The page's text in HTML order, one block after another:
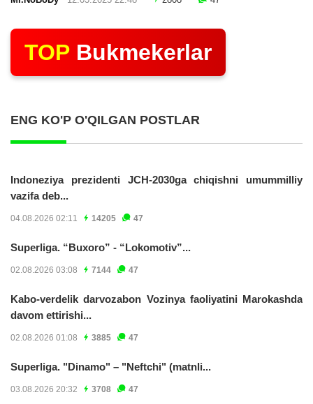
TOP Bukmekerlar
ENG KO'P O'QILGAN POSTLAR
Indoneziya prezidenti JCH-2030ga chiqishni umummilliy
vazifa deb...
04.08.2026 02:11 14205 47
Superliga. “Buxoro” - “Lokomotiv”...
02.08.2026 03:08 7144 47
Kabo-verdelik darvozabon Vozinya faoliyatini Marokashda
davom ettirishi...
02.08.2026 01:08 3885 47
Superliga. "Dinamo" – "Neftchi" (matnli...
03.08.2026 20:32 3708 47